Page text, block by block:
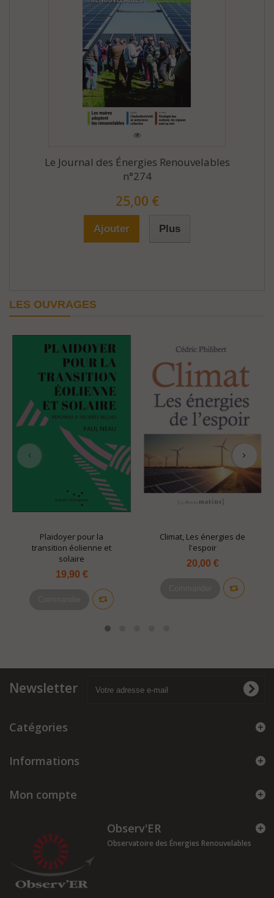
Le Journal des Énergies Renouvelables
n°274
25,00 €
Ajouter Plus
LES OUVRAGES
Plaidoyer pour la
transition éolienne et
solaire
19,90 €
Climat, Les énergies de
l'espoir
20,00 €
Newsletter
Catégories
Informations
Mon compte
Observ'ER
Observatoire des Énergies Renouvelables